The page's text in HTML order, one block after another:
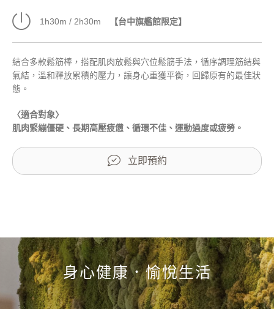
1h30m / 2h30m 【台中旗艦館限定】
結合多款鬆筋棒，搭配肌肉放鬆與穴位鬆筋手法，循序調理筋結與
氣結，溫和釋放累積的壓力，讓身心重獲平衡，回歸原有的最佳狀
態。
〈適合對象〉
肌肉緊繃僵硬、長期高壓疲憊、循環不佳、 運動過度或疲勞 。
立即預約
身心健康．愉悅生活